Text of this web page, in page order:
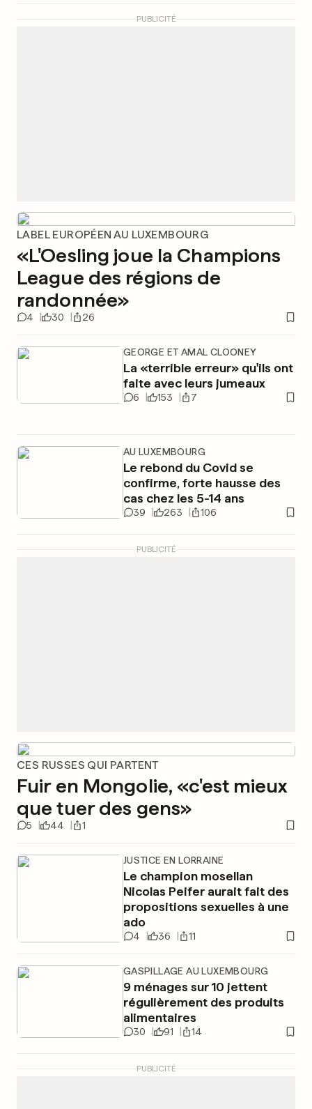
PUBLICITÉ
LABEL EUROPÉEN AU LUXEMBOURG
«L'Oesling joue la Champions
League des régions de
randonnée»
4 30 26
GEORGE ET AMAL CLOONEY
La «terrible erreur» qu'ils ont
faite avec leurs jumeaux
6 153 7
AU LUXEMBOURG
Le rebond du Covid se
confirme, forte hausse des
cas chez les 5-14 ans
39 263 106
PUBLICITÉ
CES RUSSES QUI PARTENT
Fuir en Mongolie, «c'est mieux
que tuer des gens»
5 44 1
JUSTICE EN LORRAINE
Le champion mosellan
Nicolas Peifer aurait fait des
propositions sexuelles à une
ado
4 36 11
GASPILLAGE AU LUXEMBOURG
9 ménages sur 10 jettent
régulièrement des produits
alimentaires
30 91 14
PUBLICITÉ